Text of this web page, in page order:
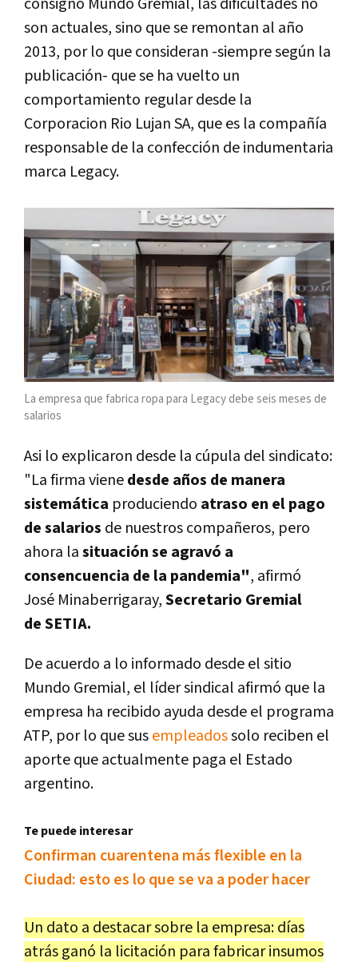
son actuales, sino que se remontan al año
2013, por lo que consideran -siempre según la
publicación- que se ha vuelto un
comportamiento regular desde la
Corporacion Rio Lujan SA, que es la compañía
responsable de la confección de indumentaria
marca Legacy.
La empresa que fabrica ropa para Legacy debe seis meses de
salarios
Asi lo explicaron desde la cúpula del sindicato:
"La firma vienedesde años de manera
sistemática produciendo atraso en el pago
de salarios de nuestros compañeros, pero
ahora lasituación se agravó a
consencuencia de la pandemia", afirmó
José Minaberrigaray,Secretario Gremial
de SETIA.
De acuerdo a lo informado desde el sitio
Mundo Gremial, el líder sindical afirmó que la
empresa ha recibido ayuda desde el programa
ATP, por lo que susempleadossolo reciben el
aporte que actualmente paga el Estado
argentino.
Te puede interesar
Confirman cuarentena más flexible en la
Ciudad: esto es lo que se va a poder hacer
Un dato a destacar sobre la empresa: días
atrás ganó la licitación para fabricar insumos